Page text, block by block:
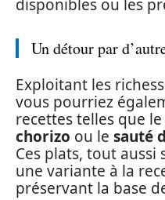
disponibles ou les
Un détour par
Exploitant les
vous pourriez
recettes telles que le
chorizo ou le sauté
Ces plats, tout
une variante à la
préservant la base